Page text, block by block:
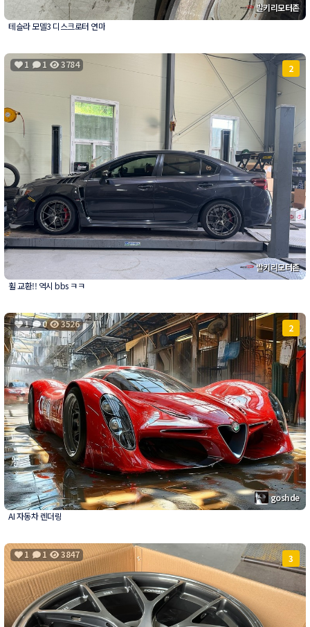
발키리모터존
테슬라 모델3 디스크로터 연마
2
1 1 3784
발키리모터존
휠 교환!! 역시 bbs ㅋㅋ
2
1 0 3526
goshde
AI 자동차 렌더링
3
1 1 3847